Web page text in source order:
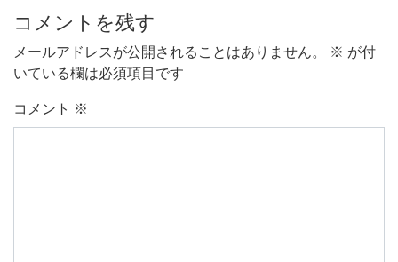
コメントを残す
メールアドレスが公開されることはありません。 ※ が付
いている欄は必須項目です
コメント ※